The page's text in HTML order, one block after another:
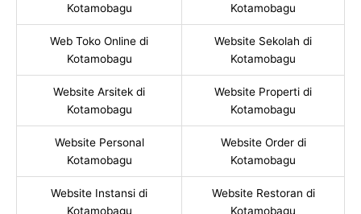
Kotamobagu
Kotamobagu
Web Toko Online di
Kotamobagu
Website Sekolah di
Kotamobagu
Website Arsitek di
Kotamobagu
Website Properti di
Kotamobagu
Website Personal
Kotamobagu
Website Order di
Kotamobagu
Website Instansi di
Kotamobagu
Website Restoran di
Kotamobagu